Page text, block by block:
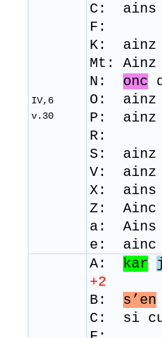
IV,6
v.30
C: ains
F:
K: ainz
Mt: Ainz
N: onc
O: ainz
P: ainz
R:
S: ainz
​V: ainz
X: ains
Z: Ainc
a: Ains
e: ainc
A: kar
+2
B: s’en
C: si